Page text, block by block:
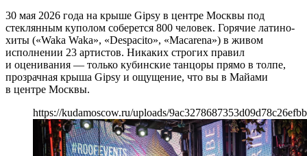
30 мая 2026 года на крыше Gipsy в центре Москвы под
стеклянным куполом соберется 800 человек. Горячие латино-
хиты («Waka Waka», «Despacito», «Macarena») в живом
исполнении 23 артистов. Никаких строгих правил
и оценивания — только кубинские танцоры прямо в толпе,
прозрачная крыша Gipsy и ощущение, что вы в Майами
в центре Москвы.
https://kudamoscow.ru/uploads/